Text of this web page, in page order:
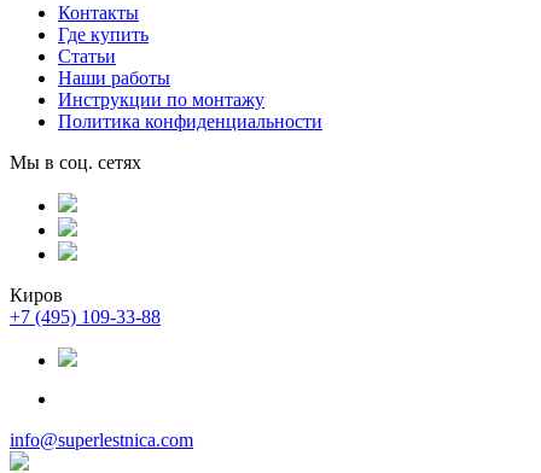
Контакты
Где купить
Статьи
Наши работы
Инструкции по монтажу
Политика конфиденциальности
Мы в соц. сетях
Киров
+7 (495) 109-33-88
info@superlestnica.com